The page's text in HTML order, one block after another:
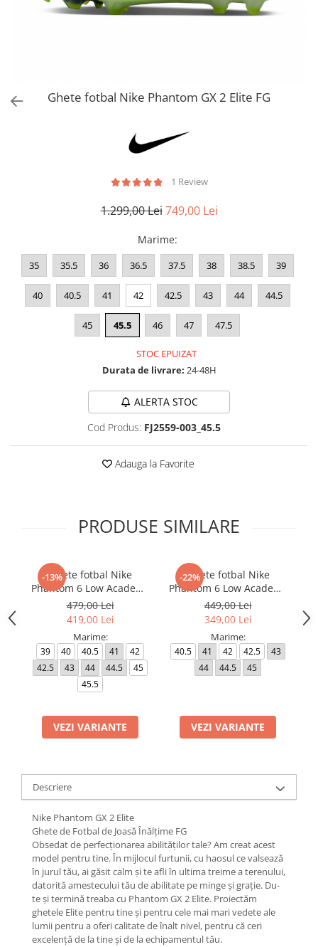
Bluze fotbal copii
Sorturi fotbal femei
Ghete fotbal Nike Phantom GX 2 Elite FG
1 Review
1.299,00 Lei 749,00 Lei
Marime:
35 35.5 36 36.5 37.5 38 38.5 39
40 40.5 41 42 42.5 43 44 44.5
45 45.5 46 47 47.5
STOC EPUIZAT
Durata de livrare: 24-48H
ALERTA STOC
Cod Produs: FJ2559-003_45.5
Adauga la Favorite
PRODUSE SIMILARE
-13%
Ghete fotbal Nike
Phantom 6 Low Academy
TF NU3
479,00 Lei
419,00 Lei
Marime:
39 40 40.5 41
42
42.5
43 44 44.5
45
45.5
VEZI VARIANTE
-22%
Ghete fotbal Nike
Phantom 6 Low Academy
TF
449,00 Lei
349,00 Lei
Marime:
40.5 41 42 42.5
43
44
44.5 45
VEZI VARIANTE
Descriere
Nike Phantom GX 2 Elite
Ghete de Fotbal de Joasă Înălțime FG
Obsedat de perfecționarea abilităților tale? Am creat acest
model pentru tine. În mijlocul furtunii, cu haosul ce valsează
în jurul tău, ai găsit calm și te afli în ultima treime a terenului,
datorită amestecului tău de abilitate pe minge și grație. Du-
te și termină treaba cu Phantom GX 2 Elite. Proiectăm
ghetele Elite pentru tine și pentru cele mai mari vedete ale
lumii pentru a oferi calitate de înalt nivel, pentru că ceri
excelență de la tine și de la echipamentul tău.